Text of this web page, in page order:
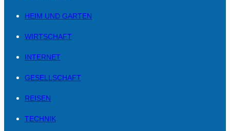
HEIM UND GARTEN
WIRTSCHAFT
INTERNET
GESELLSCHAFT
REISEN
TECHNIK